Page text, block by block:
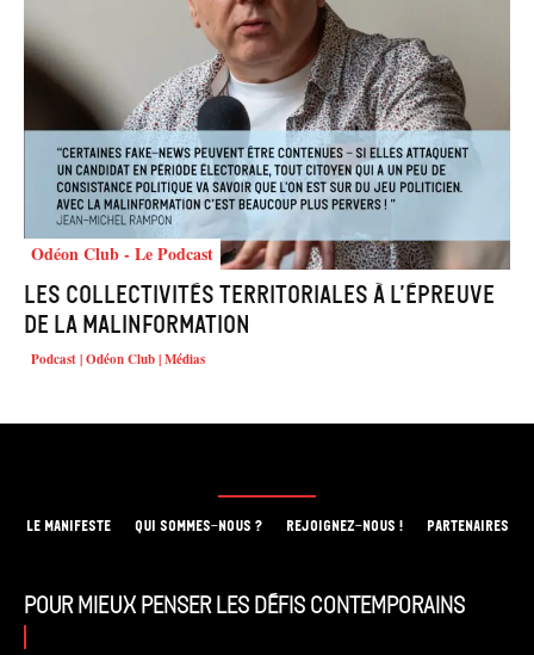
Odéon Club - Le Podcast
Les collectivités territoriales à l’épreuve
de la malinformation
Podcast | Odéon Club | Médias
LE MANIFESTE QUI SOMMES-NOUS ? REJOIGNEZ-NOUS ! PARTENAIRES
Pour mieux penser les défis contemporains